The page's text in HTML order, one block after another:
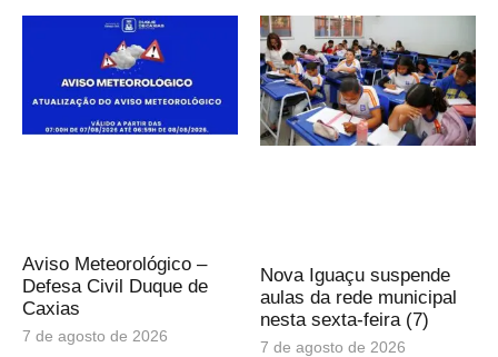
Aviso Meteorológico –
Defesa Civil Duque de
Caxias
7 de agosto de 2026
Nova Iguaçu suspende
aulas da rede municipal
nesta sexta-feira (7)
7 de agosto de 2026